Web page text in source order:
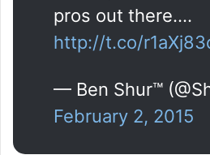
pros out there.…
http://t.co/
— Ben Shur™
February 2, 2015